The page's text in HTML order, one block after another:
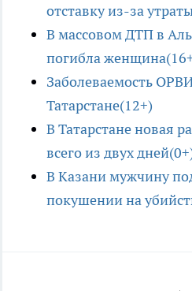
отставку из-за
В массовом ДТП в
погибла
Заболеваемость
Татарстане(12+)
В Татарстане новая
всего из двух
В Казани мужчину
покушении на